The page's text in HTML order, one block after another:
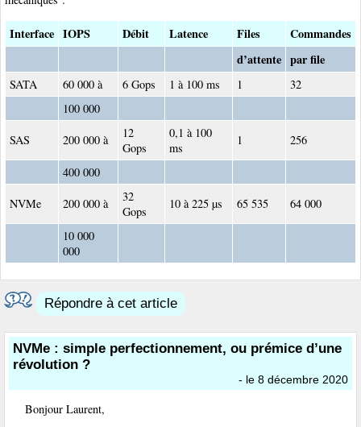
Interface IOPS Débit Latence Files
Commandes
d’attente par file
SATA 60 000 à 6 Gops 1 à 100 ms 1
32
100 000
SAS 200 000 à
12
Gops
0,1 à 100
ms
1 256
400 000
NVMe 200 000 à
32
Gops
10 à 225 µs 65 535 64 000
10 000
000
Répondre à cet article
NVMe : simple perfectionnement, ou prémice d’une
révolution ?
- le 8 décembre 2020
Bonjour Laurent,